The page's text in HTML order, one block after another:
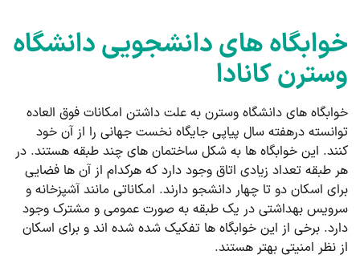
خوابگاه های دانشجویی دانشگاه
وسترن کانادا
خوابگاه های دانشگاه وسترن به علت داشتن امکانات فوق العاده
توانسته درهفته سال پیاپی جایگاه نخست جهانی را از آن خود
کنند. این خوابگاه ها به شکل ساختمان های چند طبقه هستند. در
هر طبقه تعداد زیادی اتاق وجود دارد که هرکدام از آن‌ ها فضایی
برای اسکان دو تا چهار دانشجو دارند. امکاناتی مانند آشپزخانه و
سرویس بهداشتی در یک طبقه به صورت عمومی و مشترک وجود
دارد. برخی از این خوابگاه ها تفکیک شده شده اند و برای اسکان
از نظر امنیتی بهتر هستند.